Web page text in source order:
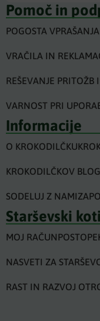
Pomoč in
POGOSTA
VRAČILA IN
REŠEVANJE PRITOŽB
VARNOST PRI
Informacije
O KROKODILČKU
KROKODILČKOV BLOG
SODELUJ Z NAMI
Starševski
MOJ RAČUN
NASVETI ZA STARŠE
RAST IN RAZVOJ